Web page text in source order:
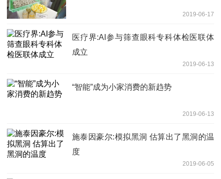
2019-06-17
医疗界:AI参与筛查眼科专科体检医联体
成立
2019-06-13
“智能”成为小家消费的新趋势
2019-06-13
施泰因豪尔:模拟黑洞 估算出了黑洞的温
度
2019-06-05